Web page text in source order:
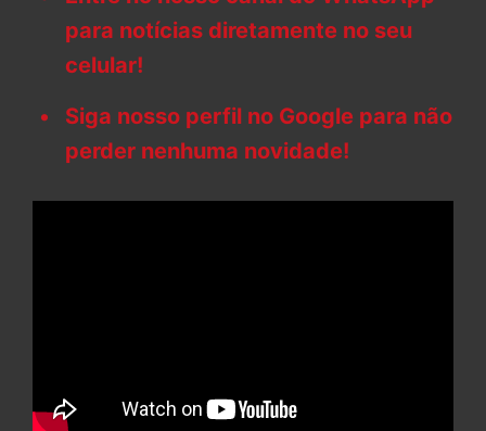
para notícias diretamente no seu
celular!
Siga nosso perfil no Google para não
perder nenhuma novidade!